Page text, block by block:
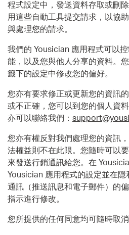
程式設定中，發送資料存取或刪
用這些自動工具提交請求，以協
與處理您的請求。
我們的 Yousician 應用程式可以
能，以及您與他人分享的資料。
籤下的設定中修改您的偏好。
您亦有要求修正或更新您的資訊
或不正確，您可以到您的個人資
亦可以聯絡我們：
您亦有權反對我們處理您的資訊
法權益則不在此限。您隨時可以
來發送行銷通訊給您。在
Yousician 應用程式的設定並在
通訊（推送訊息和電子郵件）的
指示進行修改。
您所提供的任何同意均可隨時取消